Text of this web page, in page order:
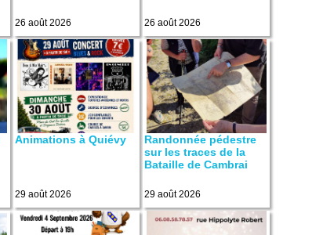
26 août 2026 26 août 2026
Animations à Quiévy
29 août 2026
Randonnée pédestre
sur les traces de la
Bataille de Cambrai
29 août 2026